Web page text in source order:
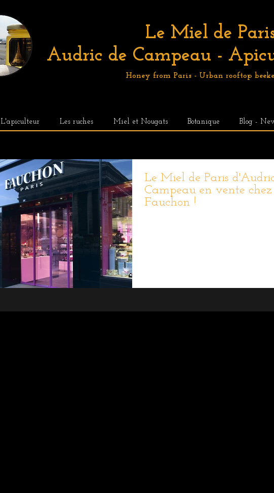
Le Miel de
Audric de Campeau -
Honey from Paris - Urban rooftop
L'apiculteur Les ruches Miel et Nougats Botanique Blog -
Le Miel de Paris
Campeau en vente chez
Fauchon !